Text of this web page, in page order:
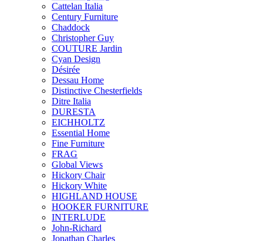
Cattelan Italia
Century Furniture
Chaddock
Christopher Guy
COUTURE Jardin
Cyan Design
Désirée
Dessau Home
Distinctive Chesterfields
Ditre Italia
DURESTA
EICHHOLTZ
Essential Home
Fine Furniture
FRAG
Global Views
Hickory Chair
Hickory White
HIGHLAND HOUSE
HOOKER FURNITURE
INTERLUDE
John-Richard
Jonathan Charles